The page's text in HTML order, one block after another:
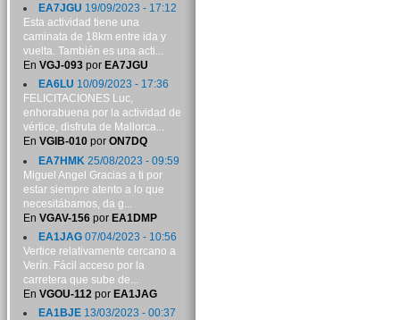
EA7JGU 19/09/2023 - 17:12
Esta actividad tiene una
caminata de 18km entre ida y
vuelta. También es una acti...
En VGJ-093por EA7JGU
EA6LU 10/09/2023 - 17:36
FELICITACIONES Luc,
enhorabuena por la actividad de
vértice, disfruta de Mallorca...
En VGIB-010por ON7DQ
EA7HMK 25/08/2023 - 09:59
Miguel Angel Gracias a ti por
estar siempre atento a lo que
necesitábamos, da g...
En VGAV-156por EA1DMP
EA1JAG07/04/2023 - 10:56
Vertice relativamente cercano a
Verín. Fácil acceso por la
carretera que sube de...
En VGOU-112por EA1JAG
EA1BJE13/03/2023 - 00:37